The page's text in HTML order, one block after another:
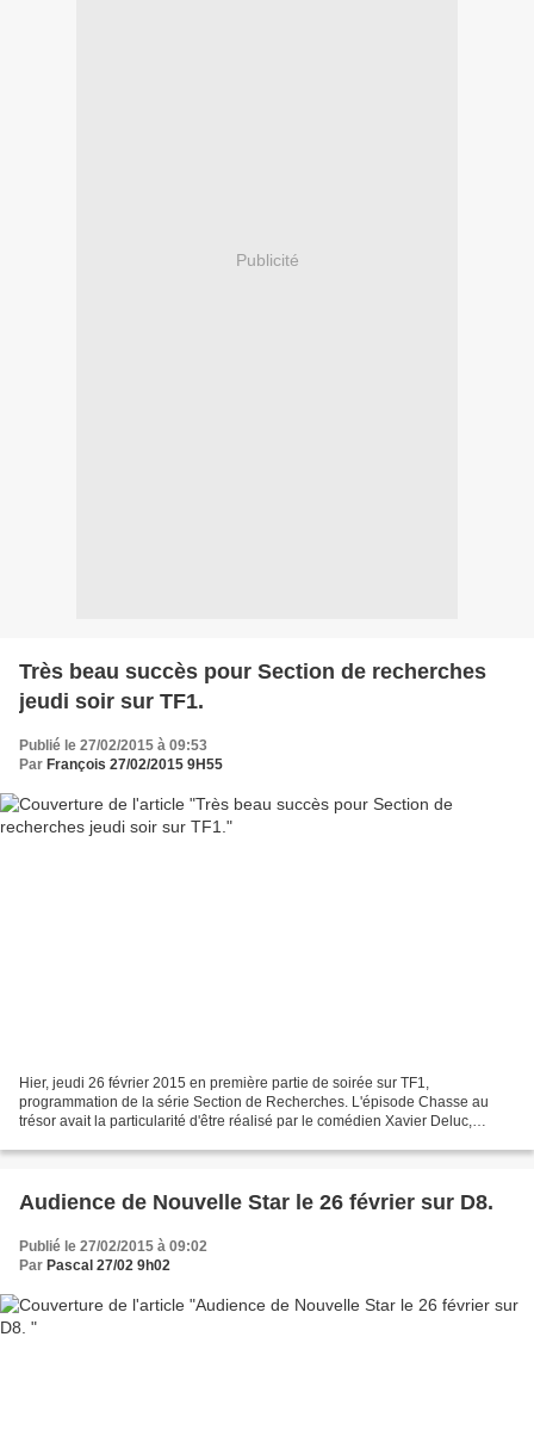
Publicité
Très beau succès pour Section de recherches
jeudi soir sur TF1.
Publié le 27/02/2015 à 09:53
Par François 27/02/2015 9H55
Hier, jeudi 26 février 2015 en première partie de soirée sur TF1,
programmation de la série Section de Recherches. L'épisode Chasse au
trésor avait la particularité d'être réalisé par le comédien Xavier Deluc,
Audience de Nouvelle Star le 26 février sur D8.
Publié le 27/02/2015 à 09:02
Par Pascal 27/02 9h02